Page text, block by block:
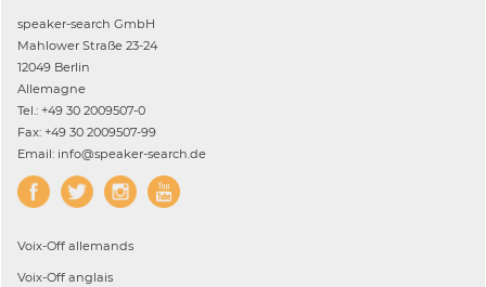
speaker-search GmbH
Mahlower Straße 23-24
12049 Berlin
Allemagne
Tel.: +49 30 2009507-0
Fax: +49 30 2009507-99
Email: info@speaker-search.de
Voix-Off allemands
Voix-Off anglais